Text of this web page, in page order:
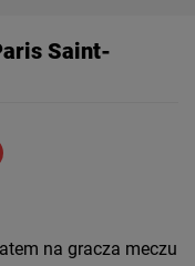
Saint-
na gracza meczu